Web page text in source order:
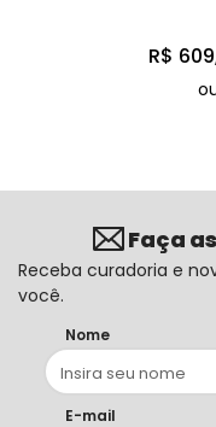
R$ 609
Faça
Receba curadoria e
você.
Nome
E-mail